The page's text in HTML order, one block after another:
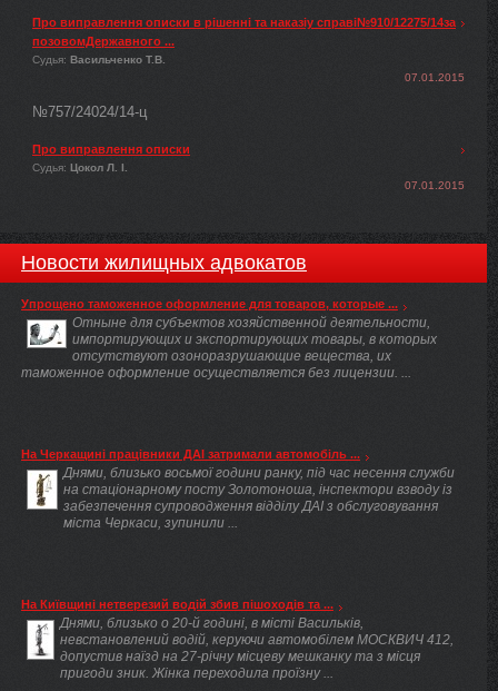
Про виправлення описки в рішенні та наказіу справі№910/12275/14за
позовомДержавного ...
Судья: Васильченко Т.В.
07.01.2015
№757/24024/14-ц
Про виправлення описки
Судья: Цокол Л. І.
07.01.2015
Новости жилищных адвокатов
Упрощено таможенное оформление для товаров, которые ...
Отныне для субъектов хозяйственной деятельности,
импортирующих и экспортирующих товары, в которых
отсутствуют озоноразрушающие вещества, их
таможенное оформление осуществляется без лицензии. ...
На Черкащині працівники ДАІ затримали автомобіль ...
Днями, близько восьмої години ранку, під час несення служби
на стаціонарному посту Золотоноша, інспектори взводу із
забезпечення супроводження відділу ДАІ з обслуговування
міста Черкаси, зупинили ...
На Київщині нетверезий водій збив пішоходів та ...
Днями, близько о 20-й годині, в місті Васильків,
невстановлений водій, керуючи автомобілем МОСКВИЧ 412,
допустив наїзд на 27-річну місцеву мешканку та з місця
пригоди зник. Жінка переходила проїзну ...